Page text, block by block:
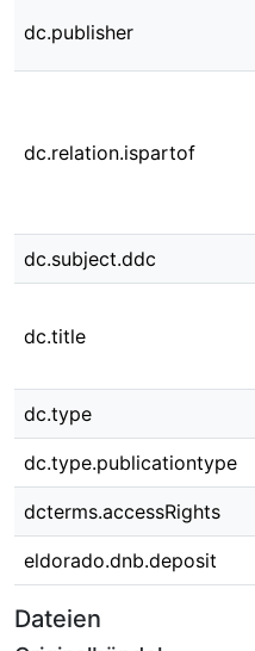
dc.publisher
dc.relation.ispartof
dc.subject.ddc
dc.title
dc.type
dc.type.publicationtype
dcterms.accessRights
eldorado.dnb.deposit
Dateien